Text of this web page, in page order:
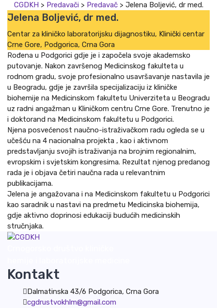
CGDKH > Predavači> Predavač> Jelena Boljević, dr med.
Jelena Boljević, dr med.
Centar za kliničko laboratorijsku dijagnostiku, Klinički centar
Crne Gore, Podgorica, Crna Gora
Rođena u Podgorici gdje je i započela svoje akademsko
putovanje. Nakon završenog Medicinskog fakulteta u
rodnom gradu, svoje profesionalno usavršavanje nastavila je
u Beogradu, gdje je završila specijalizaciju iz kliničke
biohemije na Medicinskom fakultetu Univerziteta u Beogradu
uz radni angažman u Kliničkom centru Crne Gore. Trenutno je
i doktorand na Medicinskom fakultetu u Podgorici.
Njena posvećenost naučno-istraživačkom radu ogleda se u
učešću na 4 nacionalna projekta , kao i aktivnom
predstavljanju svojih istraživanja na brojnim regionalnim,
evropskim i svjetskim kongresima. Rezultat njenog predanog
rada je i objava četiri naučna rada u relevantnim
publikacijama.
Jelena je angažovana i na Medicinskom fakultetu u Podgorici
kao saradnik u nastavi na predmetu Medicinska biohemija,
gdje aktivno doprinosi edukaciji budućih medicinskih
stručnjaka.
Kontakt
Dalmatinska 43/6 Podgorica, Crna Gora
cgdrustvokhlm@gmail.com